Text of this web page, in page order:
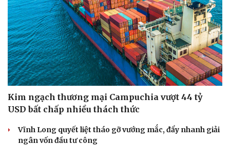
Kim ngạch thương mại Campuchia vượt 44 tỷ
USD bất chấp nhiều thách thức
Vĩnh Long quyết liệt tháo gỡ vướng mắc, đẩy nhanh giải
ngân vốn đầu tư công